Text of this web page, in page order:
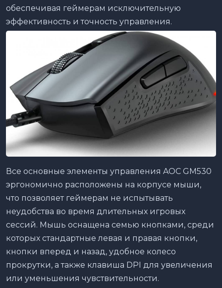
обеспечивая геймерам исключительную
эффективность и точность управления.
Все основные элементы управления AOC GM530
эргономично расположены на корпусе мыши,
что позволяет геймерам не испытывать
неудобства во время длительных игровых
сессий. Мышь оснащена семью кнопками, среди
которых стандартные левая и правая кнопки,
кнопки вперед и назад, удобное колесо
прокрутки, а также клавиша DPI для увеличения
или уменьшения чувствительности.